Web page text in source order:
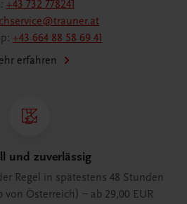
+43 732 778241
+43 664 88 58 69 41
erfahren
und zuverlässig
Regel in spätestens 48 Stunden
Österreich) – ab 29,00 EUR